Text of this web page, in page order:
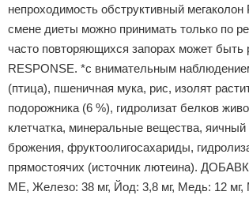
непроходимость обструктивный
смене диеты можно принимать только по
часто повторяющихся запорах может быть
RESPONSE. *с внимательным
(птица), пшеничная мука, рис, изолят
подорожника (6 %), гидролизат белков
клетчатка, минеральные вещества,
брожения, фруктоолигосахариды,
прямостоячих (источник лютеина).
ME, Железо: 38 мг, Йод: 3,8 мг, Медь: 12 мг,